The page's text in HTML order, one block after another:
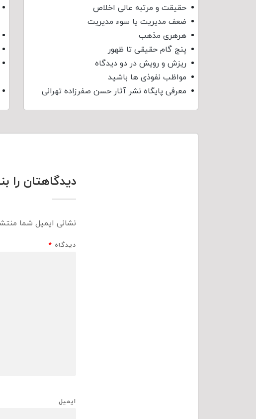
حقیقت و مرتبه عالی اخلاص
ضعف مدیریت یا سوء مدیریت
هرهری مذهب
پنج گام حقیقی تا ظهور
ریزش و رویش در دو دیدگاه
مواظب نفوذی‌ ها باشید
معرفی پایگاه نشر آثار حسن صفرزاده تهرانی
دیدگاهتان را
نشانی ایمیل شما
دیدگاه *
ایمیل